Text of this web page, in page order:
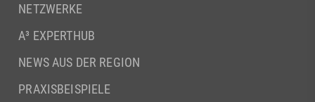
NETZWERKE
A³ EXPERTHUB
NEWS AUS DER REGION
PRAXISBEISPIELE